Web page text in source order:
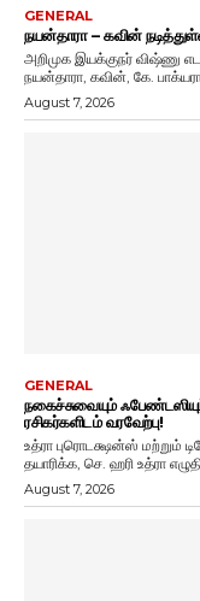
GENERAL
நயன்தாரா – கவின்
அறிமுக இயக்குநர் விஷ்ணு
நயன்தாரா, கவின், கே.
August 7, 2026
GENERAL
நகைச்சுவையும்
ரசிகர்களிடம் வரவேற்பு!
உத்ரா புரொடக்ஷன்ஸ் மற்றும்
தயாரிக்க, செ. ஹரி உத்ரா
August 7, 2026